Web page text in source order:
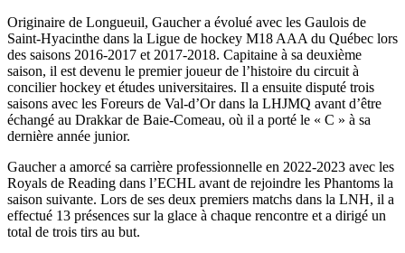
Originaire de Longueuil, Gaucher a évolué avec les Gaulois de
Saint-Hyacinthe dans la Ligue de hockey M18 AAA du Québec lors
des saisons 2016-2017 et 2017-2018. Capitaine à sa deuxième
saison, il est devenu le premier joueur de l’histoire du circuit à
concilier hockey et études universitaires. Il a ensuite disputé trois
saisons avec les Foreurs de Val-d’Or dans la LHJMQ avant d’être
échangé au Drakkar de Baie-Comeau, où il a porté le « C » à sa
dernière année junior.
Gaucher a amorcé sa carrière professionnelle en 2022-2023 avec les
Royals de Reading dans l’ECHL avant de rejoindre les Phantoms la
saison suivante. Lors de ses deux premiers matchs dans la LNH, il a
effectué 13 présences sur la glace à chaque rencontre et a dirigé un
total de trois tirs au but.